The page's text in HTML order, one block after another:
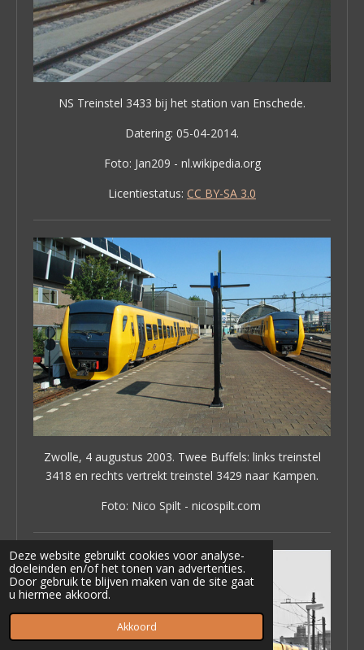
Deze website gebruikt cookies voor analyse-
doeleinden en/of het tonen van advertenties.
Door gebruik te blijven maken van de site gaat
u hiermee akkoord.
Akkoord
NS Treinstel 3433 bij het station van Enschede.
Datering: 05-04-2014.
Foto: Jan209 - nl.wikipedia.org
Licentiestatus: CC BY-SA 3.0
Zwolle, 4 augustus 2003. Twee Buffels: links treinstel
3418 en rechts vertrekt treinstel 3429 naar Kampen.
Foto: Nico Spilt - nicospilt.com